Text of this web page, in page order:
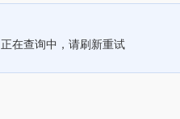
正在查询中，请刷新重试